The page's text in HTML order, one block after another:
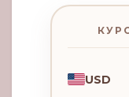
USD